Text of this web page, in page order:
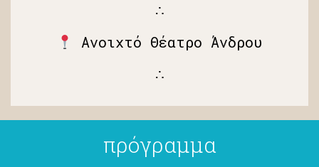
∴
Ανοιχτό Θέατρο Άνδρου
∴
πρόγραμμα